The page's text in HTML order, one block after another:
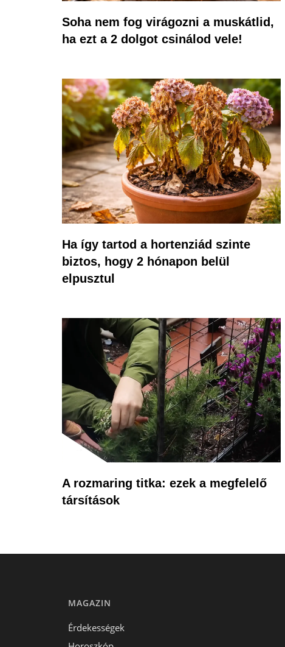
Soha nem fog virágozni a muskátlid,
ha ezt a 2 dolgot csinálod vele!
Ha így tartod a hortenziád szinte
biztos, hogy 2 hónapon belül
elpusztul
A rozmaring titka: ezek a megfelelő
társítások
MAGAZIN
Érdekességek